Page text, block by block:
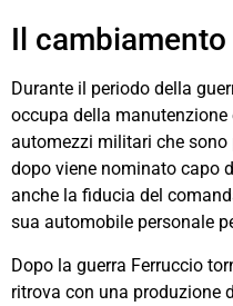
Il
Durante il periodo della
occupa della
automezzi militari che sono
dopo viene nominato capo
anche la fiducia del
sua automobile personale
Dopo la guerra Ferruccio
ritrova con una produzione